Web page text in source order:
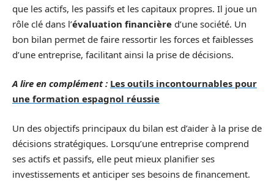
que les actifs, les passifs et les capitaux propres. Il joue un
rôle clé dans l’évaluation financière d’une société. Un
bon bilan permet de faire ressortir les forces et faiblesses
d’une entreprise, facilitant ainsi la prise de décisions.
A lire en complément : Les outils incontournables pour
une formation espagnol réussie
Un des objectifs principaux du bilan est d’aider à la prise de
décisions stratégiques. Lorsqu’une entreprise comprend
ses actifs et passifs, elle peut mieux planifier ses
investissements et anticiper ses besoins de financement.